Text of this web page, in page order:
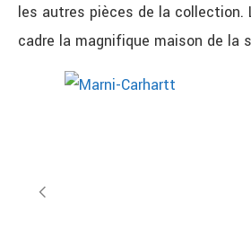
les autres pièces de la collection.
cadre la magnifique maison de la